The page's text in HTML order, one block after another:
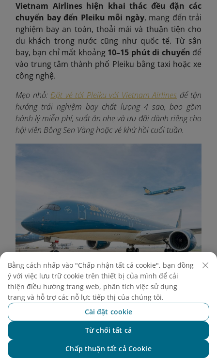
Vietnam Airlines hiện khai thác đều đặn các
chuyến bay đến Pleiku mỗi ngày, mang đến trải
nghiệm bay an toàn, thoải mái và thuận tiện cho
du khách trong nước cũng như quốc tế. Từ sân
bay, bạn chỉ mất khoảng 10–15 phút di chuyển để
vào trung tâm thành phố Pleiku bằng taxi hoặc xe
công nghệ.
Mẹo nhỏ: Đặt vé tới Pleiku với Vietnam Airlines để tận
hưởng trải nghiệm bay chất lượng 4 sao, bao gồm
hành lý miễn phí, suất ăn nhẹ và ưu đãi dành riêng cho
hội viên Bông Sen Vàng hoặc vé khứ hồi cuối tuần.
Vietnam Airlines đồng hành cùng du khách trong hành
trình khám phá mảnh đất Tây Nguyên đầy thơ mộng
Di chuyển trong tỉnh
Gia Lai có địa hình cao nguyên đặc trưng, với nhiều
điểm đến nằm rải rác ở các huyện. Vì vậy, phương
Bằng cách nhấp vào "Chấp nhận tất cả cookie", bạn đồng
ý với việc lưu trữ cookie trên thiết bị của mình để cải
thiện điều hướng trang web, phân tích việc sử dụng
trang và hỗ trợ các nỗ lực tiếp thị của chúng tôi.
Cài đặt cookie
Từ chối tất cả
Chấp thuận tất cả Cookie